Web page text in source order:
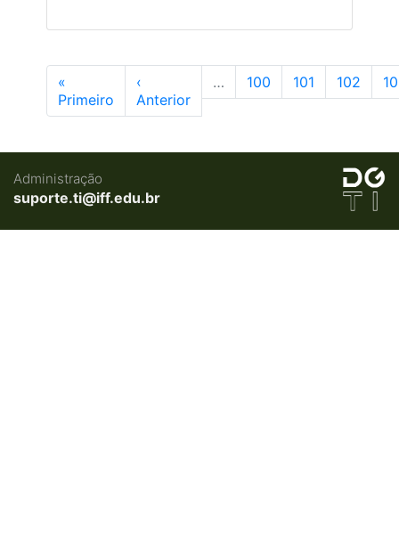
«
Primeiro
‹
Anterior
… 100 101 102
Administração
suporte.ti@iff.edu.br